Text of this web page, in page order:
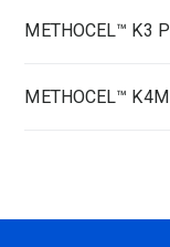
METHOCEL™ K3
METHOCEL™ K4M